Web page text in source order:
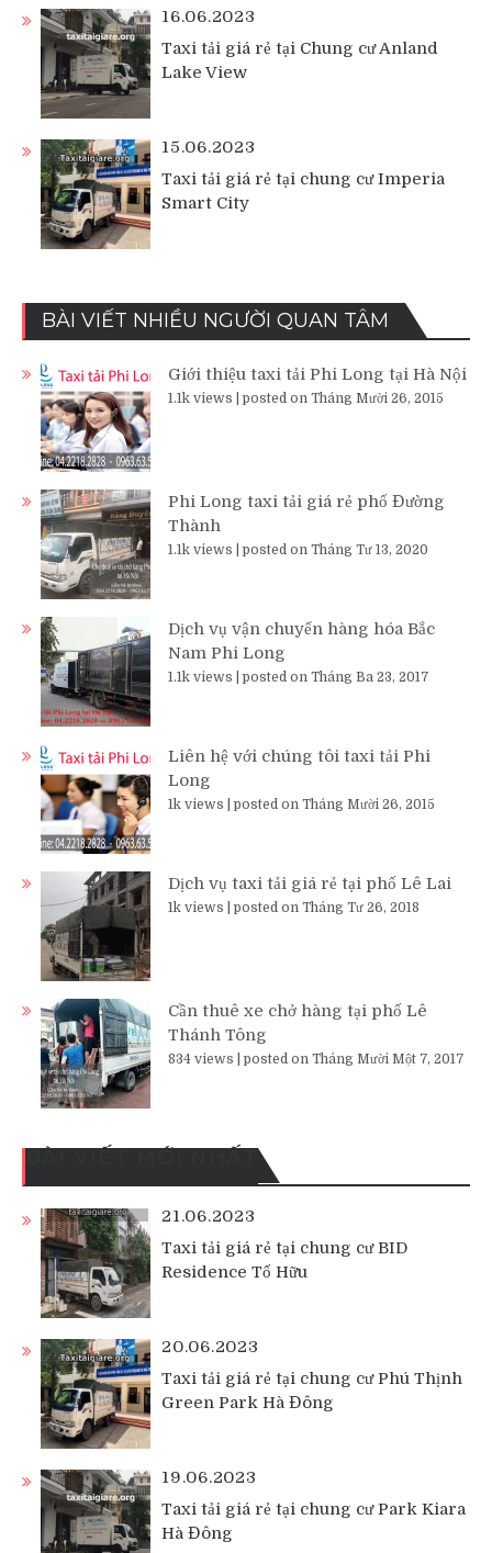
16.06.2023
Taxi tải giá rẻ tại Chung cư Anland
Lake View
15.06.2023
Taxi tải giá rẻ tại chung cư Imperia
Smart City
BÀI VIẾT NHIỀU NGƯỜI QUAN TÂM
Giới thiệu taxi tải Phi Long tại Hà Nội
1.1k views posted on Tháng Mười 26, 2015
Phi Long taxi tải giá rẻ phố Đường
Thành
1.1k views posted on Tháng Tư 13, 2020
Dịch vụ vận chuyển hàng hóa Bắc
Nam Phi Long
1.1k views posted on Tháng Ba 23, 2017
Liên hệ với chúng tôi taxi tải Phi
Long
1k views posted on Tháng Mười 26, 2015
Dịch vụ taxi tải giá rẻ tại phố Lê Lai
1k views posted on Tháng Tư 26, 2018
Cần thuê xe chở hàng tại phố Lê
Thánh Tông
834 views posted on Tháng Mười Một 7, 2017
BÀI VIẾT MỚI NHẤT
21.06.2023
Taxi tải giá rẻ tại chung cư BID
Residence Tố Hữu
20.06.2023
Taxi tải giá rẻ tại chung cư Phú Thịnh
Green Park Hà Đông
19.06.2023
Taxi tải giá rẻ tại chung cư Park Kiara
Hà Đông